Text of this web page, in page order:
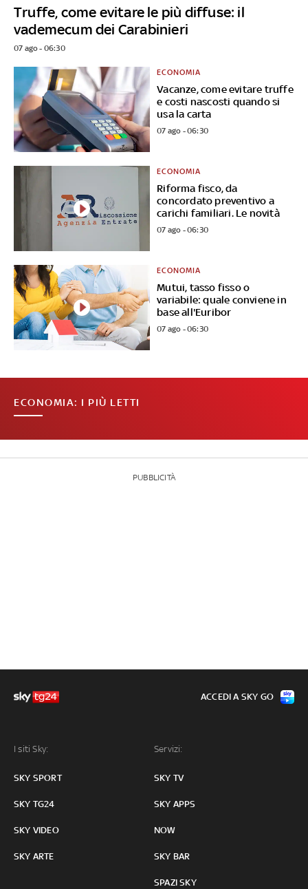
Truffe, come evitare le più diffuse: il
vademecum dei Carabinieri
07 ago - 06:30
Vacanze, come evitare truffe
e costi nascosti quando si
usa la carta
ECONOMIA
07 ago - 06:30
Riforma fisco, da
concordato preventivo a
carichi familiari. Le novità
ECONOMIA
07 ago - 06:30
Mutui, tasso fisso o
variabile: quale conviene in
base all'Euribor
ECONOMIA
07 ago - 06:30
ECONOMIA: I PIÙ LETTI
PUBBLICITÀ
I siti Sky:
SKY SPORT
SKY TG24
SKY VIDEO
SKY ARTE
Servizi:
SKY TV
SKY APPS
NOW
SKY BAR
SPAZI SKY
ACCEDI A SKY GO